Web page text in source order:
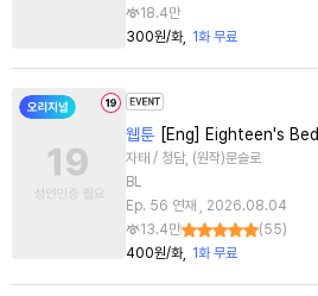
18.4만
300원/화
1화 무료
웹툰 [Eng] Eighteen's Bed
자태 / 청담, (원작)문슬로
BL
Ep. 56 연재 , 2026.08.04
13.4만
(55)
400원/화
1화 무료